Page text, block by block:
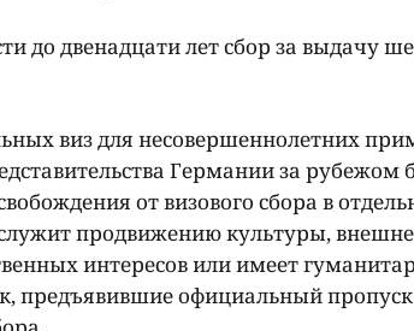
до двенадцати лет сбор за выдачу
виз для несовершеннолетних
Германии за рубежом
от визового сбора в
продвижению культуры,
интересов или имеет
предъявившие официальный